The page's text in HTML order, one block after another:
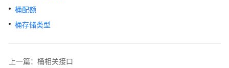
费
说
明
速
桶配额
桶存储类型
上一篇：桶相关接口